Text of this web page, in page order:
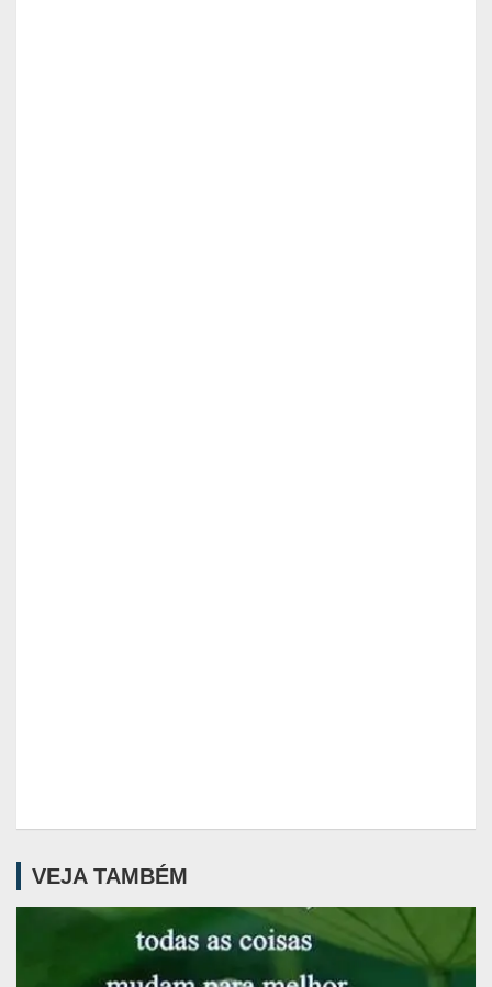
VEJA TAMBÉM